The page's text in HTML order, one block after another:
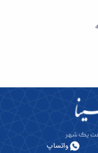
واتساپ